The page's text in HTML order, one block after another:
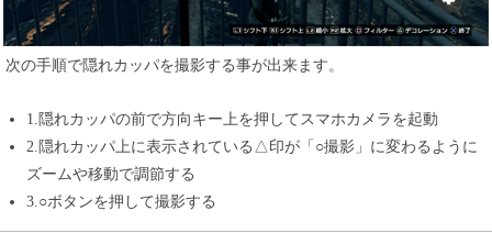
次の手順で隠れカッパを撮影する事が出来ます。
1.隠れカッパの前で方向キー上を押してスマホカメラを起動
2.隠れカッパ上に表示されている△印が「○撮影」に変わるように
ズームや移動で調節する
3.○ボタンを押して撮影する